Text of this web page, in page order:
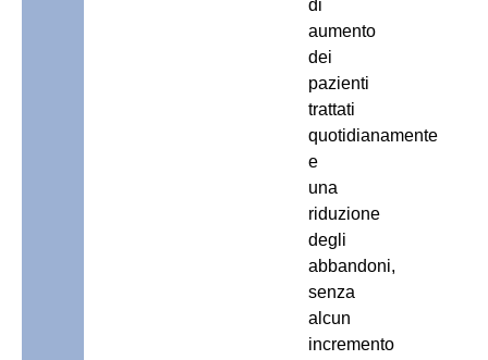
di
aumento
dei
pazienti
trattati
quotidianamente
e
una
riduzione
degli
abbandoni,
senza
alcun
incremento